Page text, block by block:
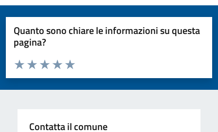
Quanto sono chiare le informazioni su questa
pagina?
Valuta da 1 a 5 stelle la pagina
Valuta 5 stelle su 5
Valuta 4 stelle su 5
Valuta 3 stelle su 5
Valuta 2 stelle su 5
Valuta 1 stelle su 5
Contatta il comune